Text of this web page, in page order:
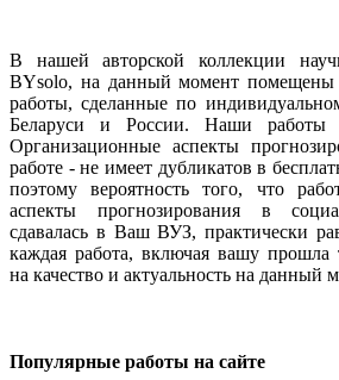
В нашей авторской коллекции
BYsolo, на данный момент помещены
работы, сделанные по
Беларуси и России. Наши работы
Организационные аспекты
работе - не имеет дубликатов в
поэтому вероятность того, что
аспекты прогнозирования в
сдавалась в Ваш ВУЗ, практически
каждая работа, включая вашу прошла
на качество и актуальность на данный
Популярные работы на сайте